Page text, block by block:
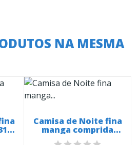
NA MESMA
Camisa de Noite fina
manga comprida
ABERTURA Á...